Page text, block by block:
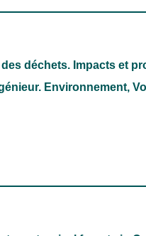
déchets. Impacts et
Environnement,